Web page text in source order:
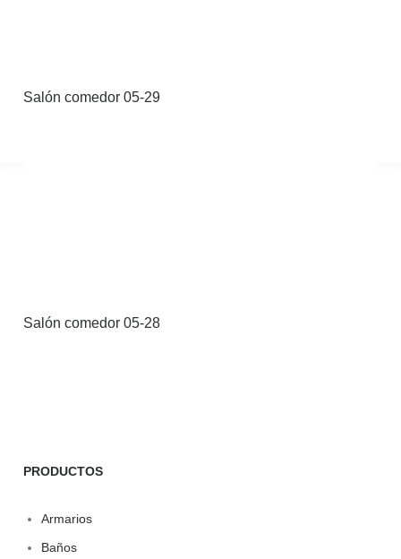
Salón comedor 05-29
Salón comedor 05-28
PRODUCTOS
Armarios
Baños